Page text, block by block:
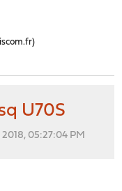
)
U70S
05:27:04 PM